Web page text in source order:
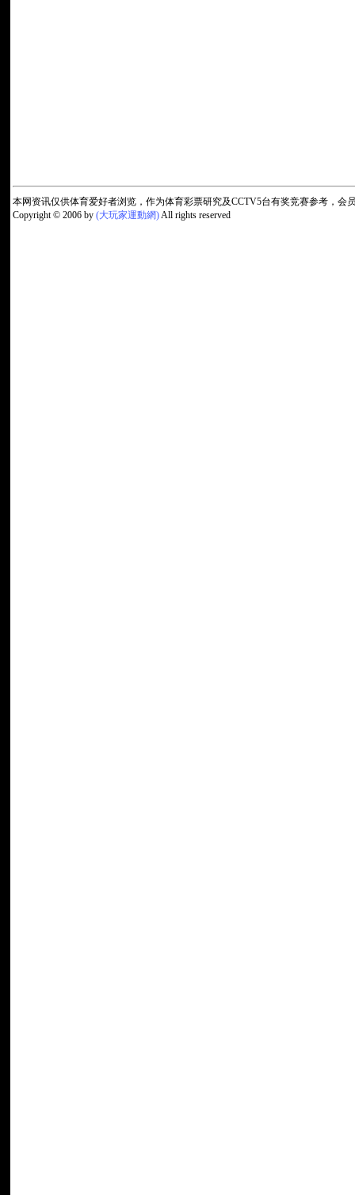
本网资讯仅供体育爱好者浏览，作为体育彩票研究及CCTV5台有奖竞赛参考，
Copyright © 2006 by (大玩家運動網)All rights reserved